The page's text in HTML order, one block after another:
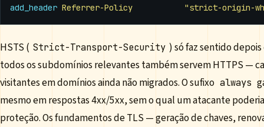
add_header Referrer-Policy "strict-origin-
HSTS ( Strict-Transport-Security ) só faz sentido
todos os subdomínios relevantes também servem HTTPS —
visitantes em domínios ainda não migrados. O sufixo always
mesmo em respostas 4xx/5xx, sem o qual um atacante
proteção. Os fundamentos de TLS — geração de chaves,